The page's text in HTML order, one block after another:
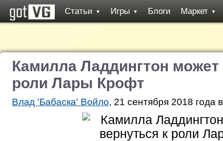
Статьи ▼ Игры ▼ Блоги Маркет ▼
Камилла Ладдингтон может
роли Лары Крофт
Влад 'Бабаска' Войло, 21 сентября 2018 года